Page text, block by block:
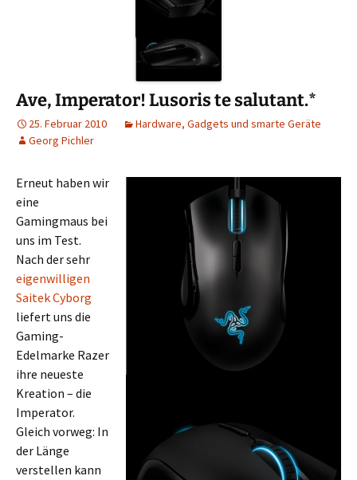
Ave, Imperator! Lusoris te salutant.*
25. Februar 2010
Hardware, Gadgets und smarte Geräte
Georg Pichler
Erneut haben wir
eine
Gamingmaus bei
uns im Test.
Nach der sehr
eigenwilligen
Saitek Cyborg
liefert uns die
Gaming-
Edelmarke Razer
ihre neueste
Kreation – die
Imperator.
Gleich vorweg: In
der Länge
verstellen kann